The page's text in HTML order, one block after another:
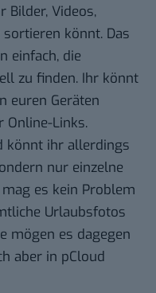
Bilder, Videos,
könnt. Das
einfach, die
zu finden. Ihr könnt
euren Geräten
Online-Links.
könnt ihr allerdings
nur einzelne
es kein Problem
Urlaubsfotos
mögen es dagegen
aber in pCloud